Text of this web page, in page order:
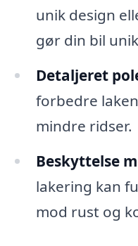
unik design
gør din bil
Detaljeret
forbedre
mindre ridser.
Beskyttelse
lakering kan
mod rust og